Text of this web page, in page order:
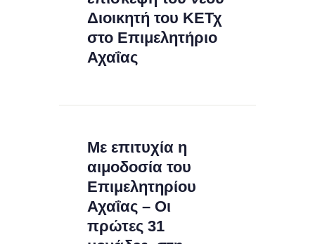
Διοικητή του ΚΕΤχ
στο Επιμελητήριο
Αχαΐας
Με επιτυχία η
αιμοδοσία του
Επιμελητηρίου
Αχαΐας – Οι
πρώτες 31